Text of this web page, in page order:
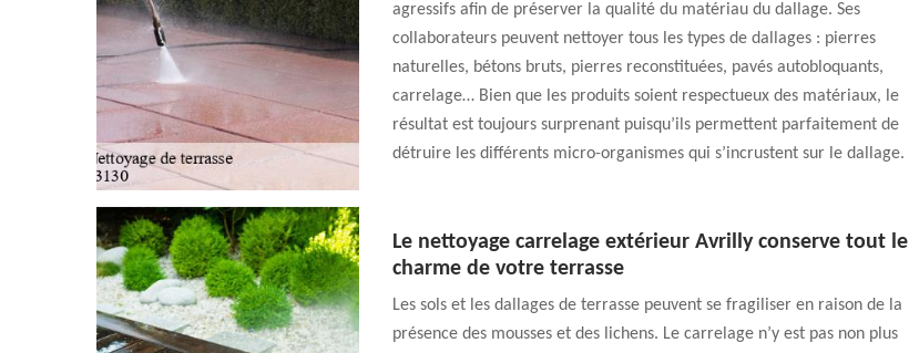
agressifs afin de préserver la qualité du matériau du dallage. Ses
collaborateurs peuvent nettoyer tous les types de dallages : pierres
naturelles, bétons bruts, pierres reconstituées, pavés autobloquants,
carrelage… Bien que les produits soient respectueux des matériaux, le
résultat est toujours surprenant puisqu’ils permettent parfaitement de
détruire les différents micro-organismes qui s’incrustent sur le dallage.
Le nettoyage carrelage extérieur Avrilly conserve tout le
charme de votre terrasse
Les sols et les dallages de terrasse peuvent se fragiliser en raison de la
présence des mousses et des lichens. Le carrelage n’y est pas non plus